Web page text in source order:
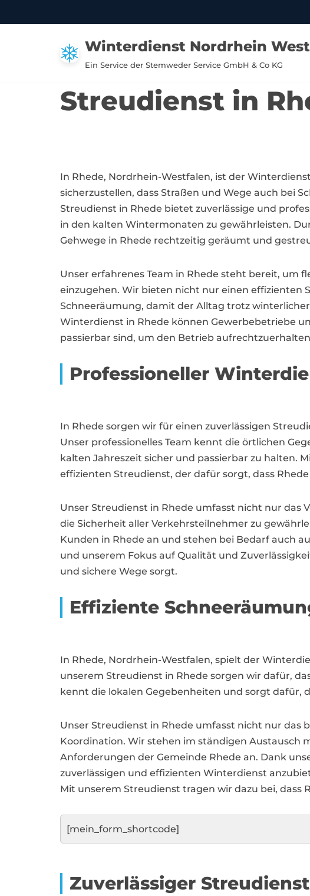
Winterdienst Nordrhein
Ein Service der Stemweder Service GmbH & Co KG
Streudienst in
In Rhede, Nordrhein-Westfalen, ist der
sicherzustellen, dass Straßen und Wege auch bei
Streudienst in Rhede bietet zuverlässige und
in den kalten Wintermonaten zu gewährleisten.
Gehwege in Rhede rechtzeitig geräumt und
Unser erfahrenes Team in Rhede steht bereit, um
einzugehen. Wir bieten nicht nur einen effizienten
Schneeräumung, damit der Alltag trotz
Winterdienst in Rhede können Gewerbebetriebe
passierbar sind, um den Betrieb
Professioneller
In Rhede sorgen wir für einen zuverlässigen
Unser professionelles Team kennt die örtlichen
kalten Jahreszeit sicher und passierbar zu halten.
effizienten Streudienst, der dafür sorgt, dass
Unser Streudienst in Rhede umfasst nicht nur
die Sicherheit aller Verkehrsteilnehmer zu
Kunden in Rhede an und stehen bei Bedarf auch
und unserem Fokus auf Qualität und
und sichere Wege sorgt.
Effiziente
In Rhede, Nordrhein-Westfalen, spielt der
unserem Streudienst in Rhede sorgen wir dafür,
kennt die lokalen Gegebenheiten und sorgt dafür,
Unser Streudienst in Rhede umfasst nicht nur das
Koordination. Wir stehen im ständigen Austausch
Anforderungen der Gemeinde Rhede an. Dank
zuverlässigen und effizienten Winterdienst
Mit unserem Streudienst tragen wir dazu bei,
[mein_form_shortcode]
Zuverlässiger